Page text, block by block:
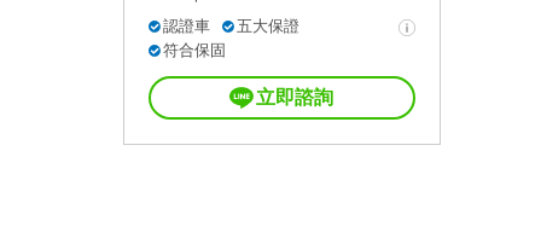
認證車
五大保證
符合保固
立即諮詢